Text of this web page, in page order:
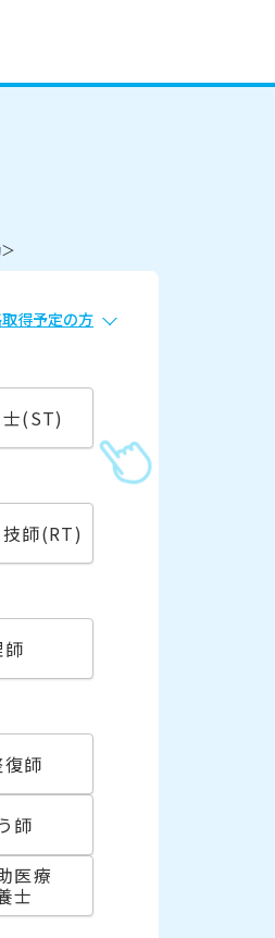
得予定の方
(ST)
師(RT)
師
師
医療
士